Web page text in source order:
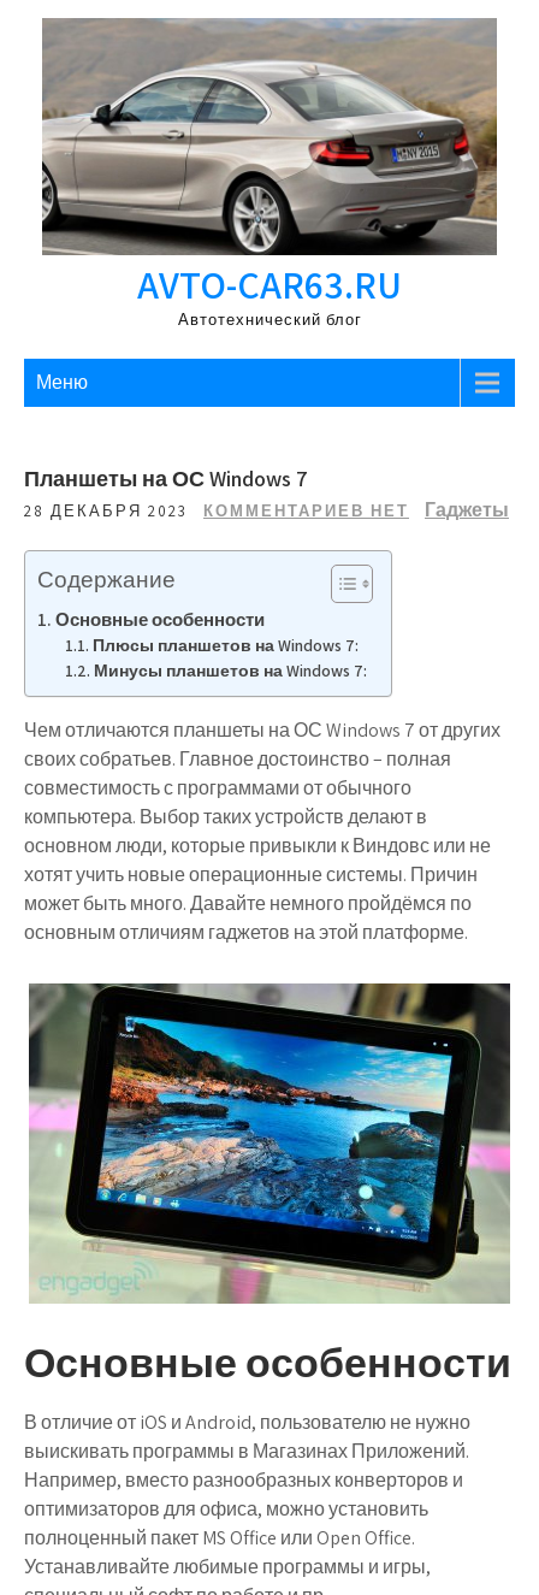
Перейти
содержимому
AVTO-CAR63.RU
Автотехнический блог
Меню
Планшеты на ОС Windows 7
28 ДЕКАБРЯ 2023 КОММЕНТАРИЕВ НЕТ Гаджеты
Содержание
Основные особенности
Плюсы планшетов на Windows 7:
Минусы планшетов на Windows 7:
Чем отличаются планшеты на ОС Windows 7 от других
своих собратьев. Главное достоинство – полная
совместимость с программами от обычного
компьютера. Выбор таких устройств делают в
основном люди, которые привыкли к Виндовс или не
хотят учить новые операционные системы. Причин
может быть много. Давайте немного пройдёмся по
основным отличиям гаджетов на этой платформе.
Основные особенности
В отличие от iOS и Android, пользователю не нужно
выискивать программы в Магазинах Приложений.
Например, вместо разнообразных конверторов и
оптимизаторов для офиса, можно установить
полноценный пакет MS Office или Open Office.
Устанавливайте любимые программы и игры,